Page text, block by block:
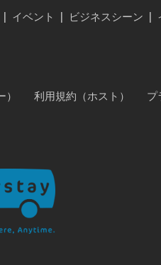
イベント ビジネスシーン
利用規約（ホスト）
プ